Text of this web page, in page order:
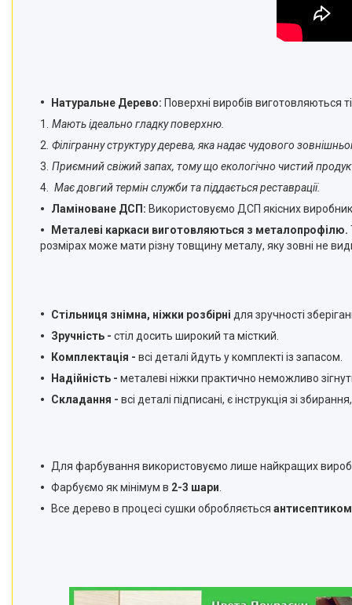
Натуральне Дерево: Поверхні виробів виготовляються
Мають ідеально гладку поверхню.
Філігранну структуру дерева, яка надає чудового
Приємний свіжий запах, тому що екологічно чистий
Має довгий термін служби та піддається реставрації.
Ламіноване ДСП: Використовуємо ДСП якісних
Металеві каркаси виготовляються з металопрофілю.
розмірах може мати різну товщину металу, яку зовні не
Стільниця знімна, ніжки розбірні для зручності
Зручність - стіл досить широкий та місткий.
Комплектація - всі деталі йдуть у комплекті із запасом.
Надійність - металеві ніжки практично неможливо
Складання - всі деталі підписані, є інструкція зі
Для фарбування використовуємо лише найкращих
Фарбуємо як мінімум в 2-3 шари
Все дерево в процесі сушки обробляється антисептиком